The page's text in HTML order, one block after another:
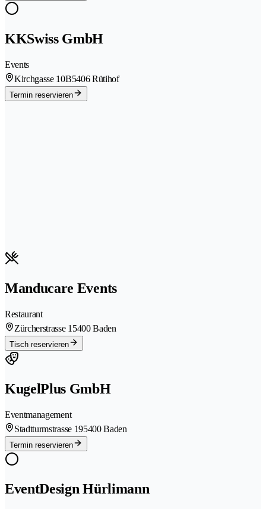
KKSwiss GmbH
Events
Kirchgasse 10B5406 Rütihof
Termin reservieren
Manducare Events
Restaurant
Zürcherstrasse 1 5400 Baden
Tisch reservieren
KugelPlus GmbH
Eventmanagement
Stadtturmstrasse 195400 Baden
Termin reservieren
EventDesign Hürlimann